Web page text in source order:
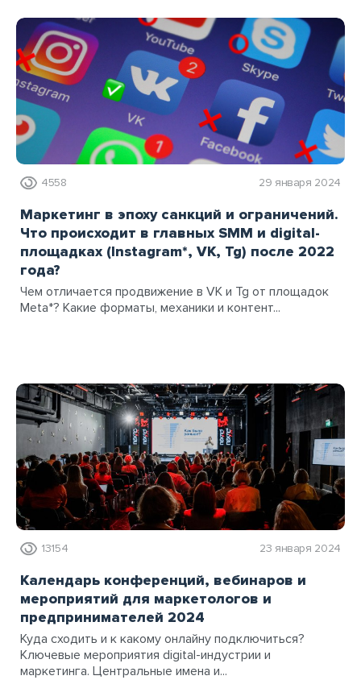
4558 29 января 2024
Маркетинг в эпоху санкций и ограничений.
Что происходит в главных SMM и digital-
площадках (Instagram*, VK, Tg) после 2022
года?
Чем отличается продвижение в VK и Tg от площадок
Meta*? Какие форматы, механики и контент...
13154 23 января 2024
Календарь конференций, вебинаров и
мероприятий для маркетологов и
предпринимателей 2024
Куда сходить и к какому онлайну подключиться?
Ключевые мероприятия digital-индустрии и
маркетинга. Центральные имена и...